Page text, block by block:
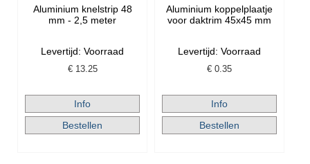
Aluminium knelstrip 48
mm - 2,5 meter
Levertijd: Voorraad
€ 13.25
Aluminium koppelplaatje
voor daktrim 45x45 mm
Levertijd: Voorraad
€0.35